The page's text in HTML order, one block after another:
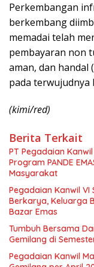
Perkembangan
berkembang
memadai telah
pembayaran non
aman, dan handal
pada terwujudnya
(kimi/red)
Berita Terkait
PT Pegadaian
Program PANDE
Masyarakat
Pegadaian Kanwil VI
Berkarya, Keluarga
Bazar Emas
Tumbuh Bersama
Gemilang di
Pegadaian Kanwil